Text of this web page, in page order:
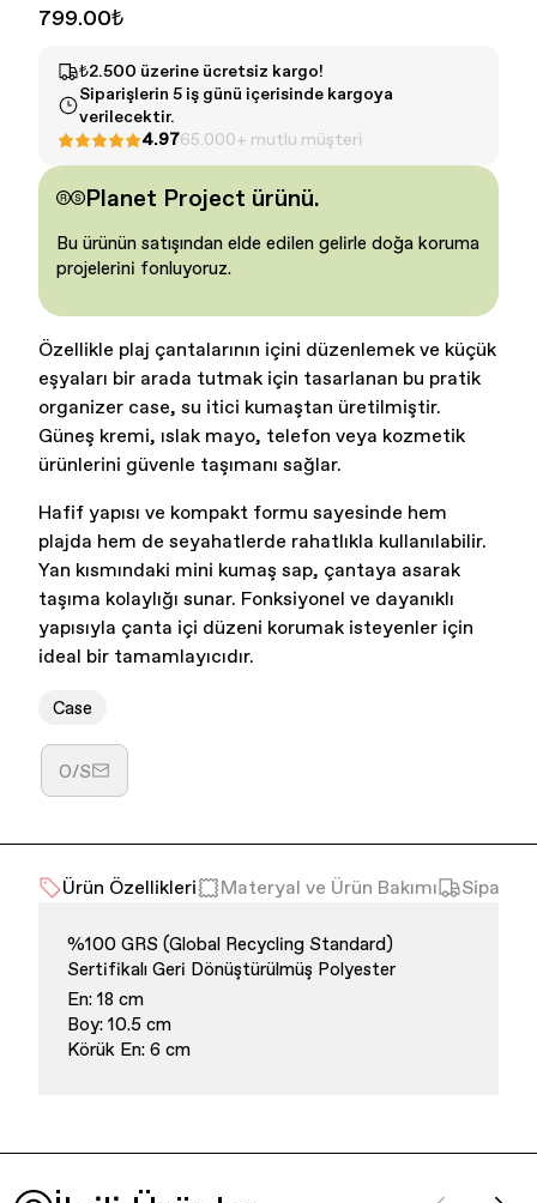
799.00₺
₺2.500 üzerine ücretsiz kargo!
Siparişlerin 5 iş günü içerisinde kargoya
verilecektir.
4.9765.000+ mutlu müşteri
Planet Project ürünü.
Bu ürünün satışından elde edilen gelirle doğa koruma
projelerini fonluyoruz.
Özellikle plaj çantalarının içini düzenlemek ve küçük
eşyaları bir arada tutmak için tasarlanan bu pratik
organizer case, su itici kumaştan üretilmiştir.
Güneş kremi, ıslak mayo, telefon veya kozmetik
ürünlerini güvenle taşımanı sağlar.
Hafif yapısı ve kompakt formu sayesinde hem
plajda hem de seyahatlerde rahatlıkla kullanılabilir.
Yan kısmındaki mini kumaş sap, çantaya asarak
taşıma kolaylığı sunar. Fonksiyonel ve dayanıklı
yapısıyla çanta içi düzeni korumak isteyenler için
ideal bir tamamlayıcıdır.
Case
O/SVaryasyon
Ürün Özellikleri Materyal ve Ürün Bakımı Sipariş
%100 GRS (Global Recycling Standard)
Sertifikalı Geri Dönüştürülmüş Polyester
En: 18 cm
Boy: 10.5 cm
Körük En: 6 cm